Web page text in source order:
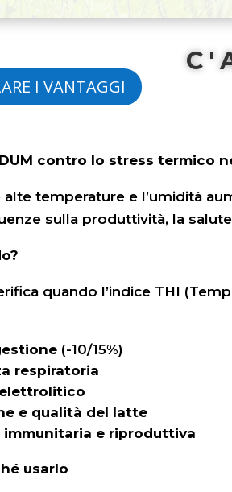
I VANTAGGI
contro lo stress termico
alte temperature e l’umidità
sulla produttività, la
quando l’indice THI
(-10/15%)
respiratoria
e qualità del latte
e riproduttiva
usarlo